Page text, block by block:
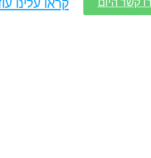
קראו עלינו